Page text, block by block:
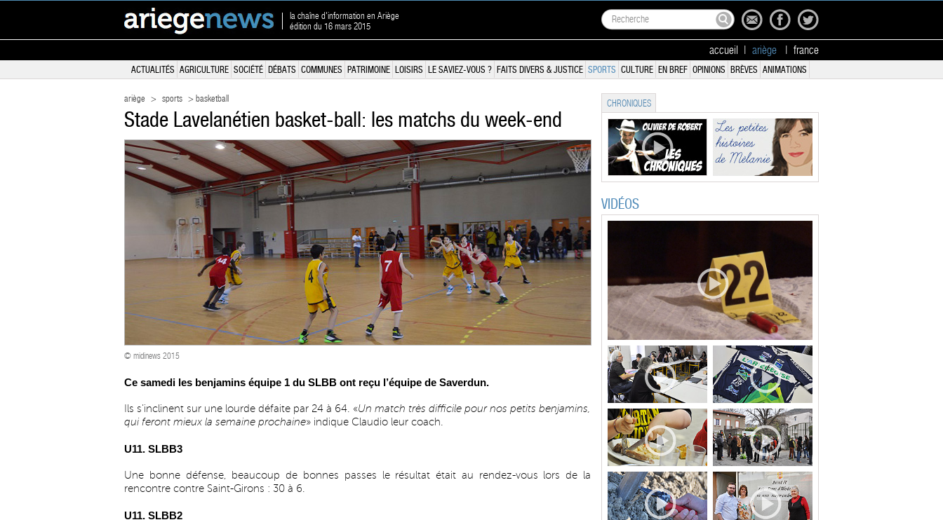
la chaîne d'information en Ariège
édition du 16 mars 2015
accueil ariège france
ACTUALITÉS AGRICULTURE SOCIÉTÉ DÉBATS COMMUNES PATRIMOINE LOISIRS LE SAVIEZ-VOUS ? FAITS DIVERS & JUSTICE SPORTS CULTURE EN BREF OPINIONS BRÈVES ANIMATIONS
ariège > sports > basketball
Stade Lavelanétien basket-ball: les matchs du week-end
© midinews 2015
Ce samedi les benjamins équipe 1 du SLBB ont reçu l’équipe de Saverdun.
Ils s’inclinent sur une lourde défaite par 24 à 64. «Un match très difficile pour nos petits benjamins,
qui feront mieux la semaine prochaine» indique Claudio leur coach.
U11. SLBB3
Une bonne défense, beaucoup de bonnes passes le résultat était au rendez-vous lors de la
rencontre contre Saint-Girons : 30 à 6.
U11. SLBB2
CHRONIQUES
VIDÉOS